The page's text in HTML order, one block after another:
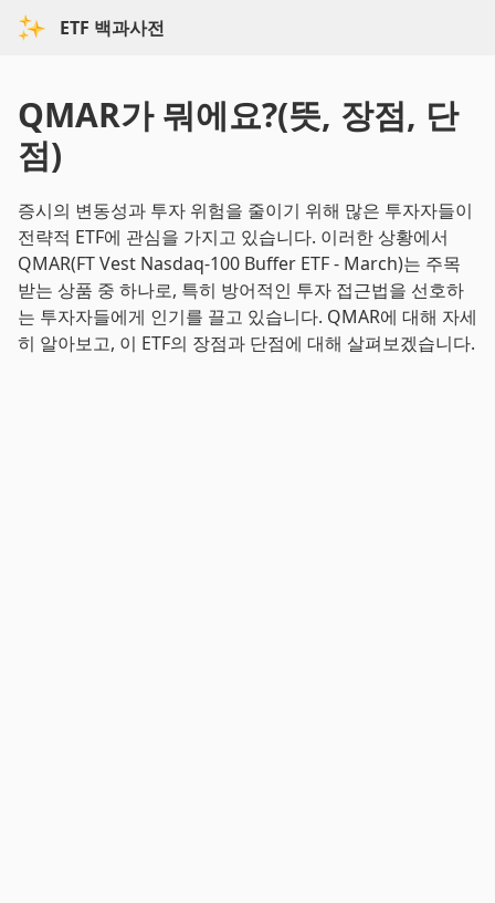
ETF 백과사전
QMAR가 뭐에요?(뜻, 장점, 단
점)
증시의 변동성과 투자 위험을 줄이기 위해 많은 투자자들이
전략적 ETF에 관심을 가지고 있습니다. 이러한 상황에서
QMAR(FT Vest Nasdaq-100 Buffer ETF - March)는 주목
받는 상품 중 하나로, 특히 방어적인 투자 접근법을 선호하
는 투자자들에게 인기를 끌고 있습니다. QMAR에 대해 자세
히 알아보고, 이 ETF의 장점과 단점에 대해 살펴보겠습니다.